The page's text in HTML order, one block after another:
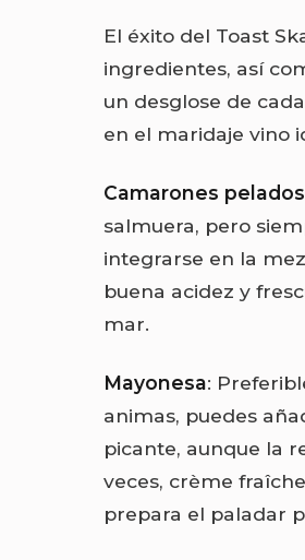
El éxito del Toast
ingredientes, así
un desglose de
en el maridaje vino
Camarones pelados
salmuera, pero
integrarse en la
buena acidez y
mar.
Mayonesa:
animas, puedes
picante, aunque la
veces, crème
prepara el paladar